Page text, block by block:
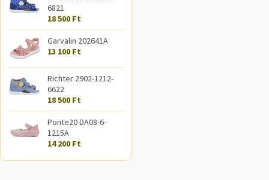
6821
18 500 Ft
Garvalin 202641A
13 100 Ft
Richter 2902-1212-
6622
18 500 Ft
Ponte20 DA08-6-
1215A
14 200 Ft